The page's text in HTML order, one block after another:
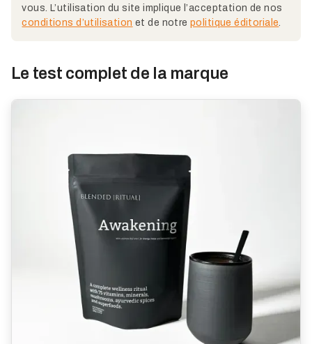
vous. L’utilisation du site implique l’acceptation de nos
conditions d’utilisation et de notrepolitique éditoriale.
Le test complet de la marque